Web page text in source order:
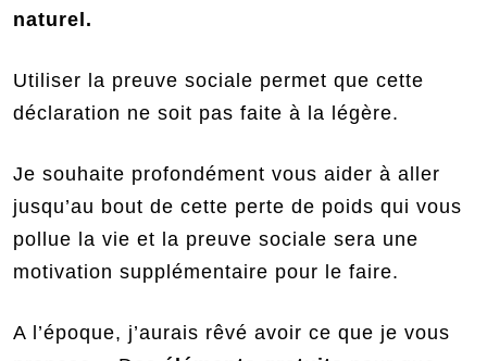
naturel.
Utiliser la preuve sociale permet que cette
déclaration ne soit pas faite à la légère.
Je souhaite profondément vous aider à aller
jusqu’au bout de cette perte de poids qui vous
pollue la vie et la preuve sociale sera une
motivation supplémentaire pour le faire.
A l’époque, j’aurais rêvé avoir ce que je vous